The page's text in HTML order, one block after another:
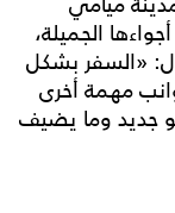
الجميلة،
«السفر بشكل
مهمة أخرى
جديد وما يضيف